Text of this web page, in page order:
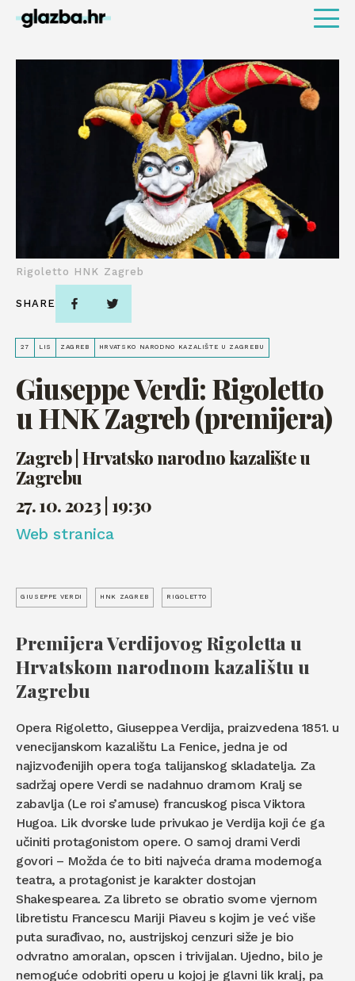
27 LIS ZAGREB HRVATSKO NARODNO KAZALIŠTE U ZAGREBU
Giuseppe Verdi: Rigoletto
u HNK Zagreb (premijera)
Zagreb | Hrvatsko narodno kazalište u
Zagrebu
27. 10. 2023 | 19:30
Web stranica
Rigoletto HNK Zagreb
SHARE
GIUSEPPE VERDI HNK ZAGREB RIGOLETTO
Premijera Verdijovog Rigoletta u
Hrvatskom narodnom kazalištu u
Zagrebu
Opera Rigoletto, Giuseppea Verdija, praizvedena 1851. u
venecijanskom kazalištu La Fenice, jedna je od
najizvođenijih opera toga talijanskog skladatelja. Za
sadržaj opere Verdi se nadahnuo dramom Kralj se
zabavlja (Le roi s’amuse) francuskog pisca Viktora
Hugoa. Lik dvorske lude privukao je Verdija koji će ga
učiniti protagonistom opere. O samoj drami Verdi
govori – Možda će to biti najveća drama modernoga
teatra, a protagonist je karakter dostojan
Shakespearea. Za libreto se obratio svome vjernom
libretistu Francescu Mariji Piaveu s kojim je već više
puta surađivao, no, austrijskoj cenzuri siže je bio
odvratno amoralan, opscen i trivijalan. Ujedno, bilo je
nemoguće odobriti operu u kojoj je glavni lik kralj, pa